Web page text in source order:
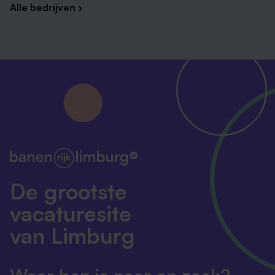
onderwijs
Sterk in signaleren, coördineren, adviseren,
coachen en communiceren
Gemotiveerd om kennis en vaardigheden bij
leerlingen te vergroten, zodat hun zelfredzaamheid
Wat bieden we jou?
Een warme, gezellige en open school met volop
mogelijkheden om je te ontwikkelen. De uren die je
werkt zijn bespreekbaar. Jouw salaris zal worden
vastgesteld op basis van de cao VO. Hierin is o.a. een
riante verlofregeling, betaald ouderschapsverlof, een
Alle bedrijven ›
De grootste
vacaturesite
van Limburg